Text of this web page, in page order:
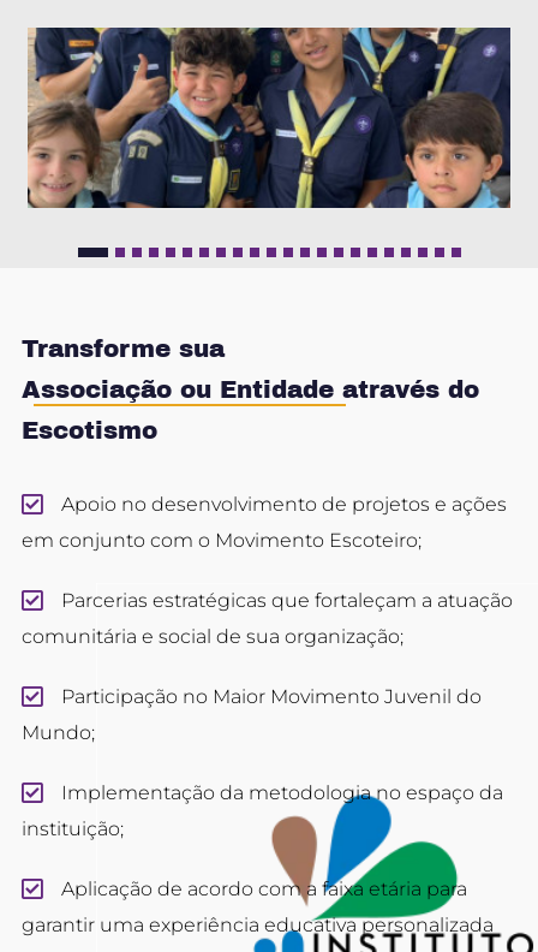
Transforme sua
Associação ou Entidadeatravés do
Escotismo
Apoio no desenvolvimento de projetos e ações
em conjunto com o Movimento Escoteiro;
Parcerias estratégicas que fortaleçam a atuação
comunitária e social de sua organização;
Participação no Maior Movimento Juvenil do
Mundo;
Implementação da metodologia no espaço da
instituição;
Aplicação de acordo com a faixa etária para
garantir uma experiência educativa personalizada